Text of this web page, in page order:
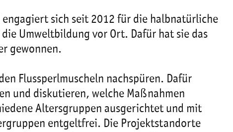
sich seit 2012 für die halbnatürliche
Umweltbildung vor Ort. Dafür hat sie das
gewonnen.
Flussperlmuscheln nachspüren. Dafür
und diskutieren, welche Maßnahmen
Altersgruppen ausgerichtet und mit
entgeltfrei. Die Projektstandorte